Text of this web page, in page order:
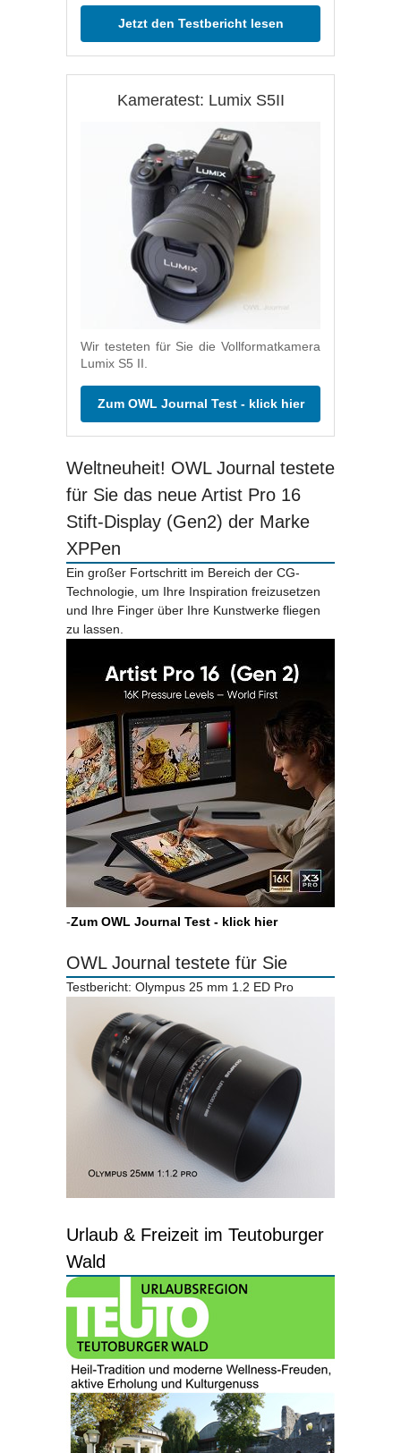
Jetzt den Testbericht lesen
Kameratest: Lumix S5II
Wir testeten für Sie die Vollformatkamera
Lumix S5 II.
Zum OWL Journal Test - klick hier
Weltneuheit! OWL Journal testete
für Sie das neue Artist Pro 16
Stift-Display (Gen2) der Marke
XPPen
Ein großer Fortschritt im Bereich der CG-
Technologie, um Ihre Inspiration freizusetzen
und Ihre Finger über Ihre Kunstwerke fliegen
zu lassen.
-Zum OWL Journal Test - klick hier
OWL Journal testete für Sie
Testbericht: Olympus 25 mm 1.2 ED Pro
Urlaub & Freizeit im Teutoburger
Wald